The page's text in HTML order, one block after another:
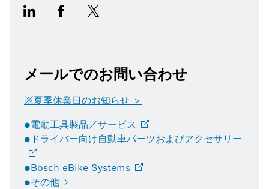
メールでのお問い合わせ
※夏季休業日のお知らせ ＞
●電動工具製品／サービス
●ドライバー向け自動車パーツおよびアクセサリー
●Bosch eBike Systems
●その他